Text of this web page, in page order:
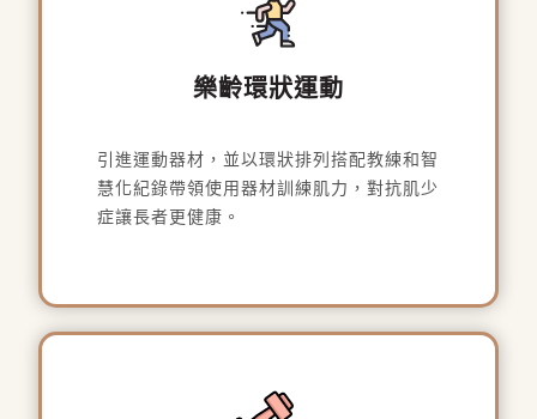
樂齡環狀運動
引進運動器材，並以環狀排列搭配教練和智
慧化紀錄帶領使用器材訓練肌力，對抗肌少
症讓長者更健康。